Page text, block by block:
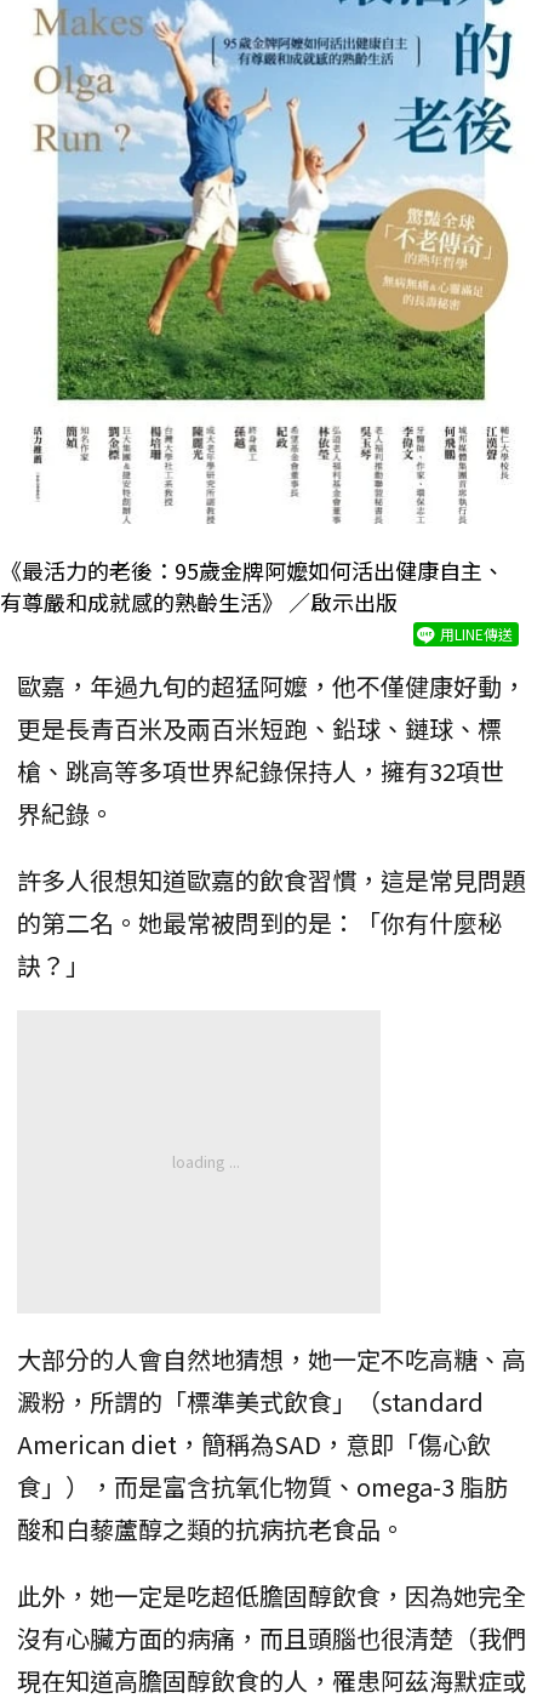
《最活力的老後：95歲金牌阿嬤如何活出健康自主、
有尊嚴和成就感的熟齡生活》 ／啟示出版
用LINE傳送
歐嘉，年過九旬的超猛阿嬤，他不僅健康好動，
更是長青百米及兩百米短跑、鉛球、鏈球、標
槍、跳高等多項世界紀錄保持人，擁有32項世
界紀錄。
許多人很想知道歐嘉的飲食習慣，這是常見問題
的第二名。她最常被問到的是：「你有什麼秘
訣？」
大部分的人會自然地猜想，她一定不吃高糖、高
澱粉，所謂的「標準美式飲食」（standard
American diet，簡稱為SAD，意即「傷心飲
食」），而是富含抗氧化物質、omega-3 脂肪
酸和白藜蘆醇之類的抗病抗老食品。
此外，她一定是吃超低膽固醇飲食，因為她完全
沒有心臟方面的病痛，而且頭腦也很清楚（我們
現在知道高膽固醇飲食的人，罹患阿茲海默症或